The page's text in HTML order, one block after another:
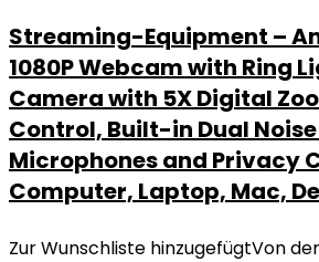
Streaming-Equipment –
1080P Webcam with Ring
Camera with 5X Digital
Control, Built-in Dual
Microphones and Privacy
Computer, Laptop, Mac,
Zur Wunschliste hinzugefügtVon